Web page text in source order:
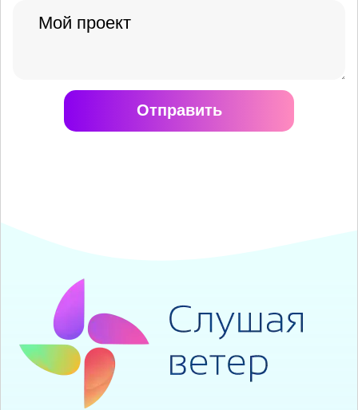
Отправить